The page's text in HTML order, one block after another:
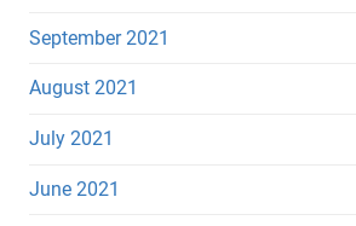
September 2021
August 2021
July 2021
June 2021